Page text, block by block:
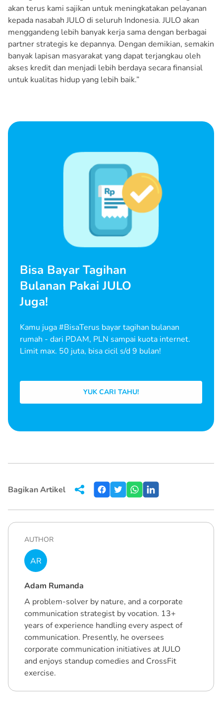
akan terus kami sajikan untuk meningkatakan pelayanan
kepada nasabah JULO di seluruh Indonesia. JULO akan
menggandeng lebih banyak kerja sama dengan berbagai
partner strategis ke depannya. Dengan demikian, semakin
banyak lapisan masyarakat yang dapat terjangkau oleh
akses kredit dan menjadi lebih berdaya secara finansial
untuk kualitas hidup yang lebih baik.”
Bisa Bayar Tagihan
Bulanan Pakai JULO
Juga!
Kamu juga #BisaTerus bayar tagihan bulanan
rumah - dari PDAM, PLN sampai kuota internet.
Limit max. 50 juta, bisa cicil s/d 9 bulan!
YUK CARI TAHU!
Bagikan Artikel
AUTHOR
AR
Adam Rumanda
A problem-solver by nature, and a corporate
communication strategist by vocation. 13+
years of experience handling every aspect of
communication. Presently, he oversees
corporate communication initiatives at JULO
and enjoys standup comedies and CrossFit
exercise.